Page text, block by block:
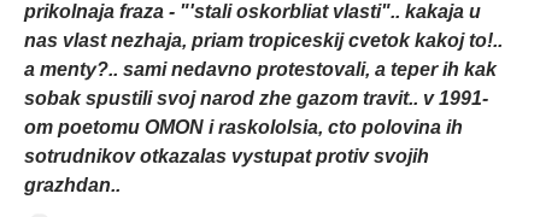
prikolnaja fraza - "'stali oskorbliat vlasti".. kakaja u
nas vlast nezhaja, priam tropiceskij cvetok kakoj to!..
a menty?.. sami nedavno protestovali, a teper ih kak
sobak spustili svoj narod zhe gazom travit.. v 1991-
om poetomu OMON i raskololsia, cto polovina ih
sotrudnikov otkazalas vystupat protiv svojih
grazhdan..